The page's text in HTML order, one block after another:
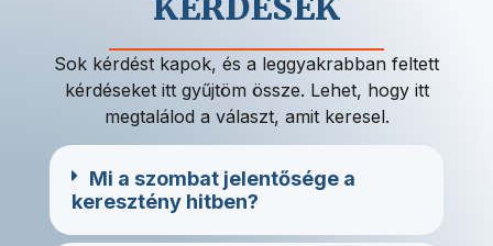
Sok kérdést kapok, és a leggyakrabban feltett
kérdéseket itt gyűjtöm össze. Lehet, hogy itt
megtalálod a választ, amit keresel.
Mi a szombat jelentősége a
keresztény hitben?